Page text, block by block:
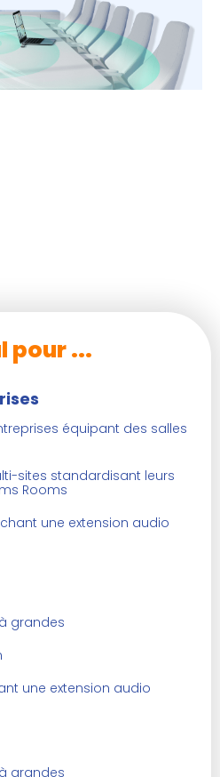
pour ...
équipant des salles
sites standardisant leurs
Rooms
une extension audio
grandes
une extension audio
grandes